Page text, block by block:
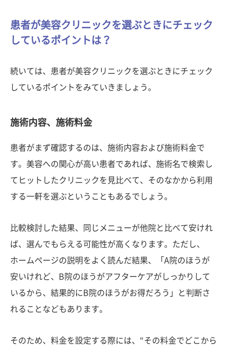
患者が美容クリニックを選ぶときにチェック
しているポイントは？
続いては、患者が美容クリニックを選ぶときにチェック
しているポイントをみていきましょう。
施術内容、施術料金
患者がまず確認するのは、施術内容および施術料金で
す。美容への関心が高い患者であれば、施術名で検索し
てヒットしたクリニックを見比べて、そのなかから利用
する一軒を選ぶということもあるでしょう。
比較検討した結果、同じメニューが他院と比べて安けれ
ば、選んでもらえる可能性が高くなります。ただし、
ホームページの説明をよく読んだ結果、「A院のほうが
安いけれど、B院のほうがアフターケアがしっかりして
いるから、結果的にB院のほうがお得だろう」と判断さ
れることなどもあります。
そのため、料金を設定する際には、“その料金でどこから